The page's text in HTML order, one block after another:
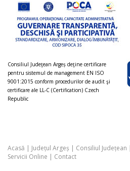
Consiliul Judeţean Argeș deţine certificare
pentru sistemul de management EN ISO
9001:2015 conform procedurilor de audit şi
certificare ale LL-C (Certification) Czech
Republic
Acasă | Județul Argeș | Consiliul Județean
Servicii Online | Contact